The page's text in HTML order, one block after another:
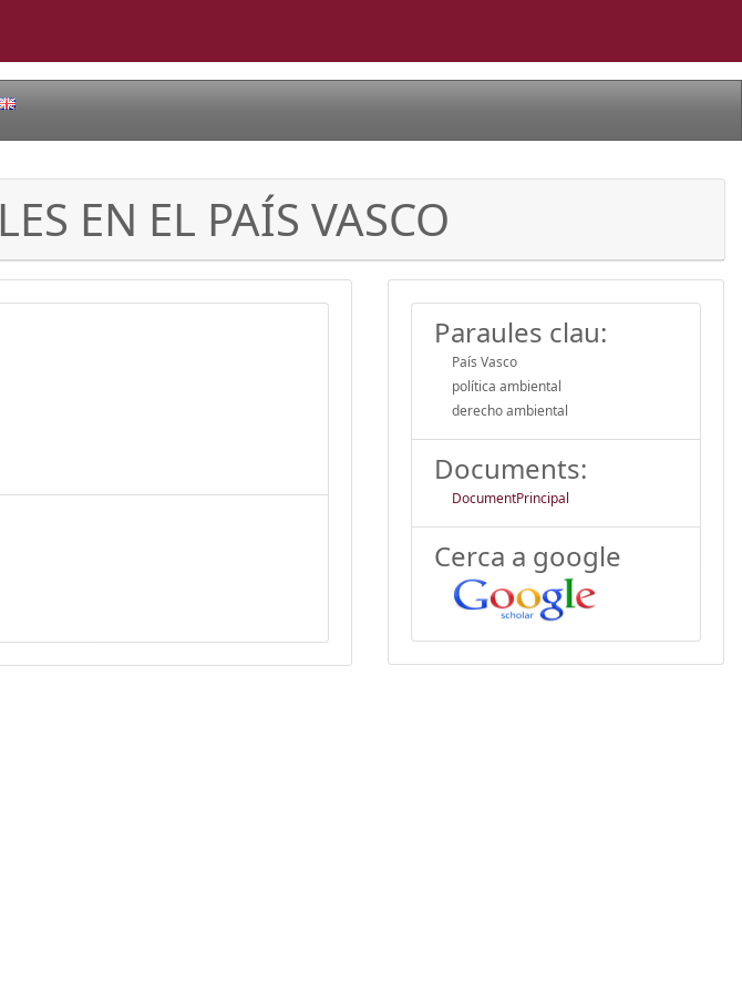
EN EL PAÍS VASCO
Paraules clau:
País Vasco
política ambiental
derecho ambiental
Documents:
DocumentPrincipal
Cerca a google